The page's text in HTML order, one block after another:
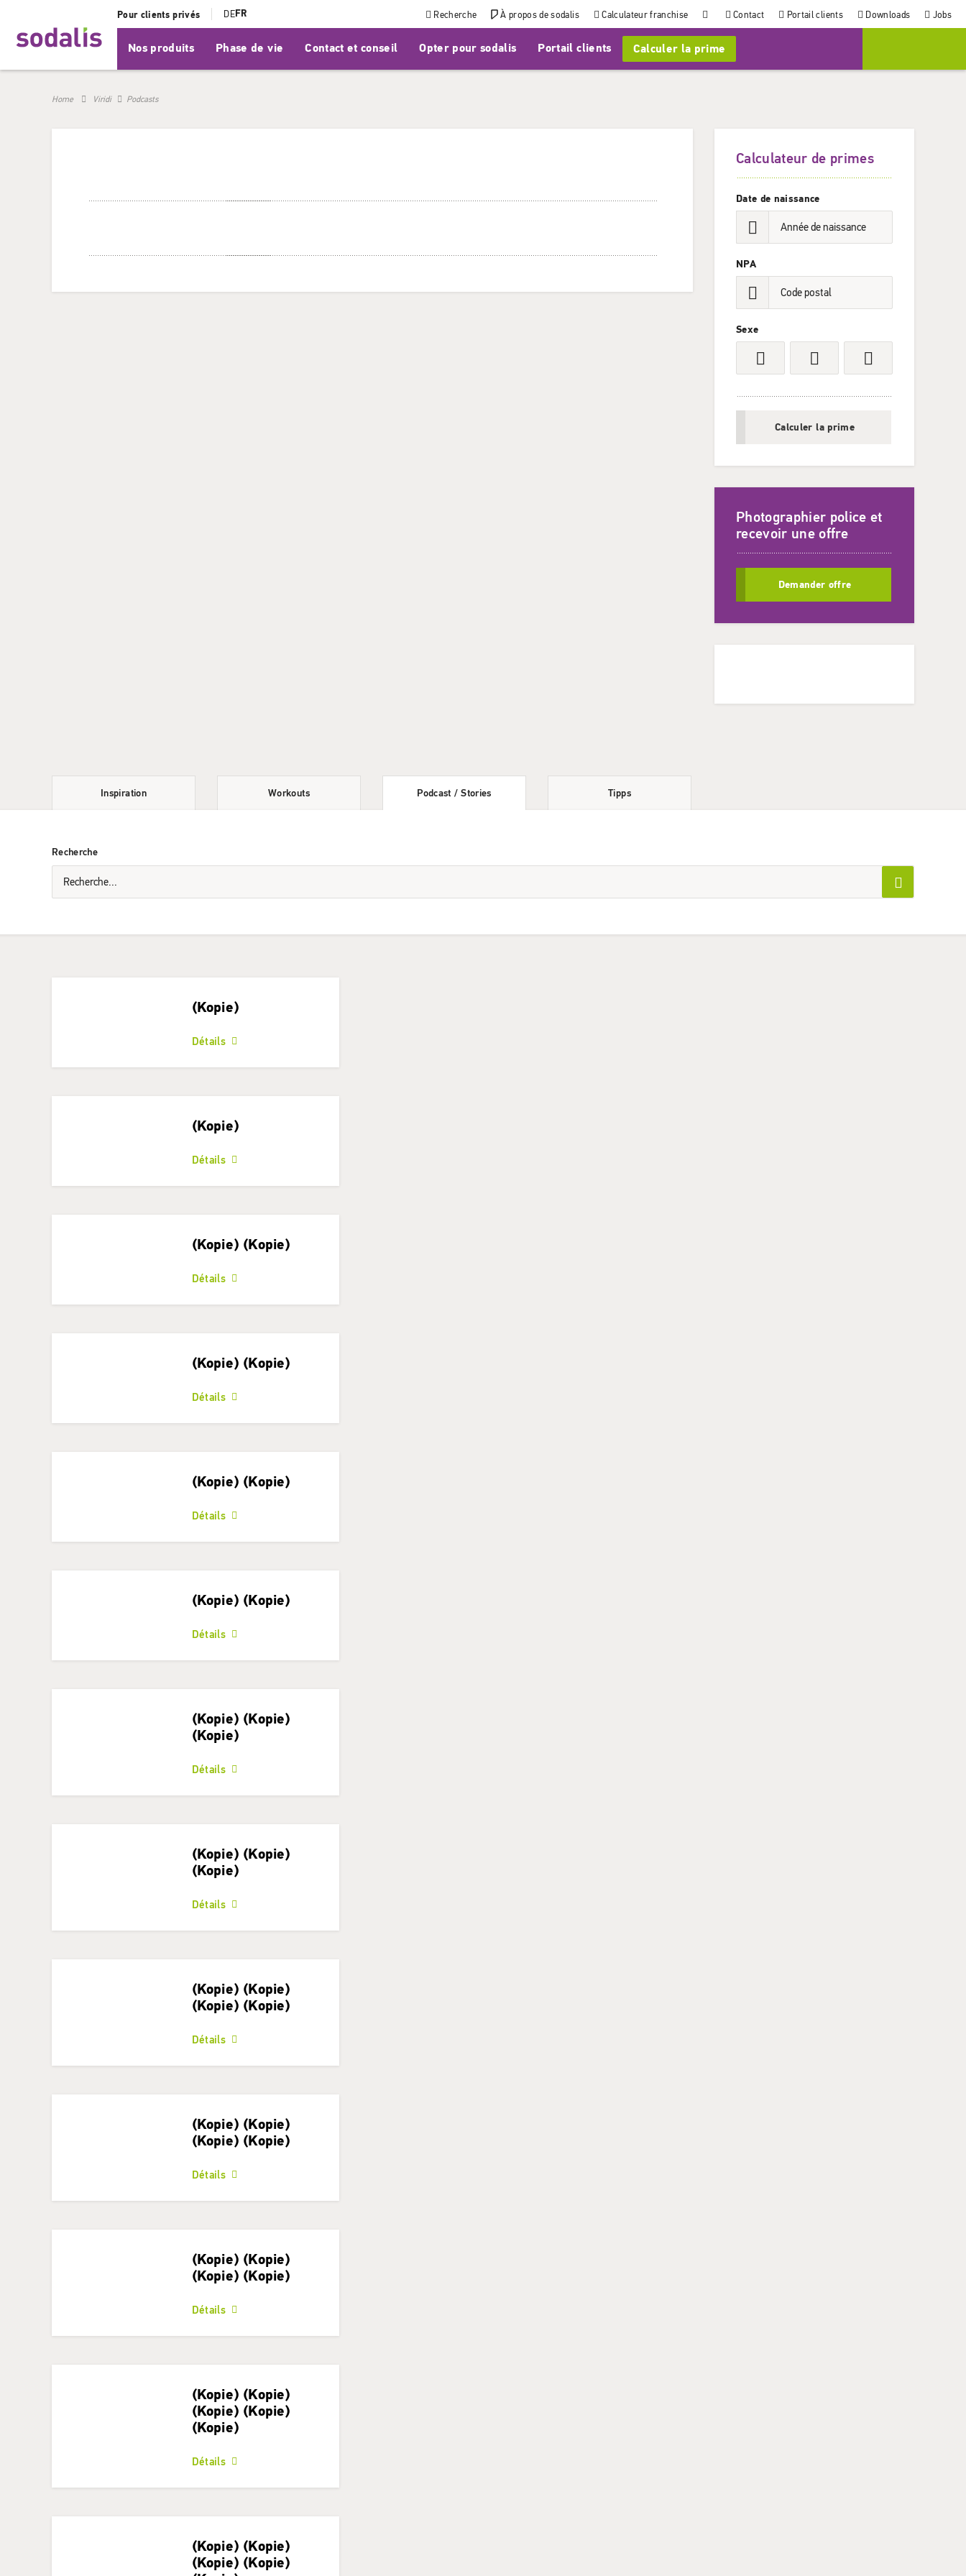
Pour clients privés DE FR Recherche À propos de sodalis Calculateur franchise Contact Portail clients Downloads Jobs
Nos produits Phase de vie Contact et conseil Opter pour sodalis Portail clients Calculer la prime
Home Viridi Podcasts
Calculateur de primes
Date de naissance
NPA
Sexe
Calculer la prime
Photographier police et
recevoir une offre
Demander offre
Inspiration Workouts Podcast / Stories Tipps
Recherche
(Kopie)
Détails
(Kopie)
Détails
(Kopie) (Kopie)
Détails
(Kopie) (Kopie)
Détails
(Kopie) (Kopie)
Détails
(Kopie) (Kopie)
Détails
(Kopie) (Kopie)
(Kopie)
Détails
(Kopie) (Kopie)
(Kopie)
Détails
(Kopie) (Kopie)
(Kopie) (Kopie)
Détails
(Kopie) (Kopie)
(Kopie) (Kopie)
Détails
(Kopie) (Kopie)
(Kopie) (Kopie)
Détails
(Kopie) (Kopie)
(Kopie) (Kopie)
(Kopie)
Détails
(Kopie) (Kopie)
(Kopie) (Kopie)